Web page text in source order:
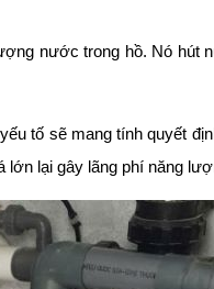
nước trong hồ. Nó hút
tố sẽ mang tính quyết
lại gây lãng phí năng